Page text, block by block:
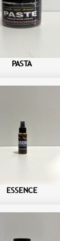
PASTA
ESSENCE